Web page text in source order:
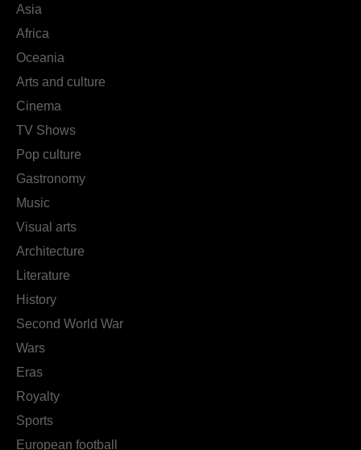
Asia
Africa
Oceania
Arts and culture
Cinema
TV Shows
Pop culture
Gastronomy
Music
Visual arts
Architecture
Literature
History
Second World War
Wars
Eras
Royalty
Sports
European football